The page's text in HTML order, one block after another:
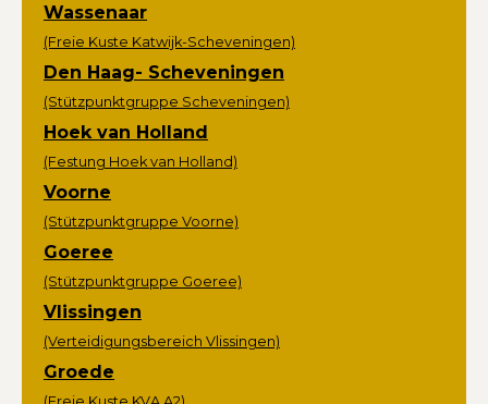
Wassenaar
(Freie Kuste Katwijk-Scheveningen)
Den Haag- Scheveningen
(Stützpunktgruppe Scheveningen)
Hoek van Holland
(Festung Hoek van Holland)
Voorne
(Stützpunktgruppe Voorne)
Goeree
(Stützpunktgruppe Goeree)
Vlissingen
(Verteidigungsbereich Vlissingen)
Groede